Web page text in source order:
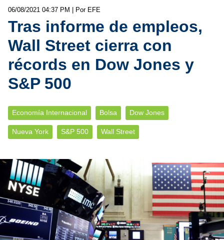
06/08/2021 04:37 PM | Por EFE
Tras informe de empleos,
Wall Street cierra con
récords en Dow Jones y
S&P 500
Economía Internacional Bolsa Dow Jones
Nueva York S&P 500 Wall Street